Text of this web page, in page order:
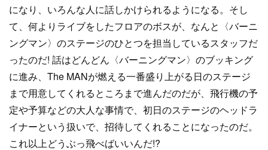
になり、いろんな人に話しかけられるようになる。そし
て、何よりライブをしたフロアのボスが、なんと〈バーニ
ングマン〉のステージのひとつを担当しているスタッフだ
ったのだ! 話はどんどん〈バーニングマン〉のブッキング
に進み、The MANが燃える一番盛り上がる日のステージ
まで用意してくれるところまで進んだのだが、飛行機の予
定や予算などの大人な事情で、初日のステージのヘッドラ
イナーという扱いで、招待してくれることになったのだ。
これ以上どうぶっ飛べばいいんだ!?